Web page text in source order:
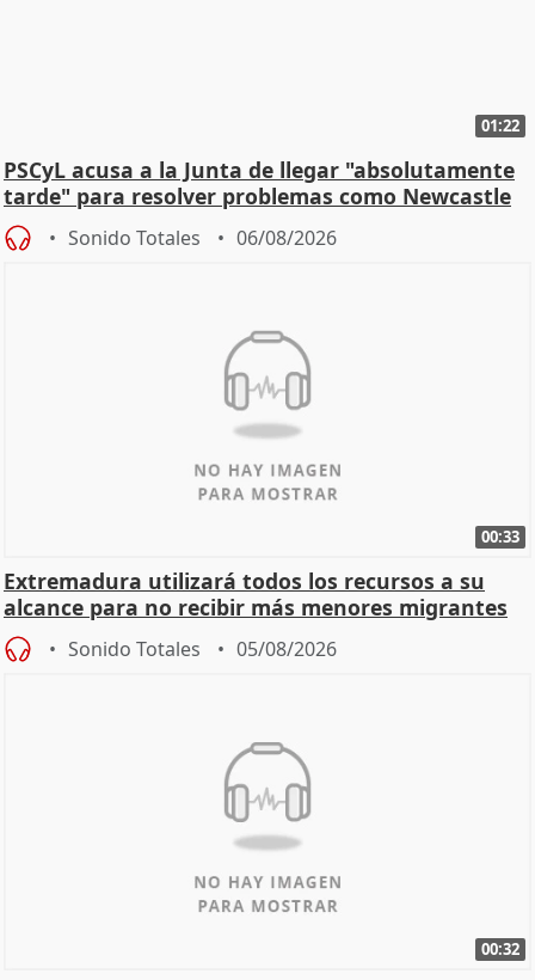
01:22
PSCyL acusa a la Junta de llegar "absolutamente
tarde" para resolver problemas como Newcastle
Sonido Totales 06/08/2026
00:33
Extremadura utilizará todos los recursos a su
alcance para no recibir más menores migrantes
Sonido Totales 05/08/2026
00:32